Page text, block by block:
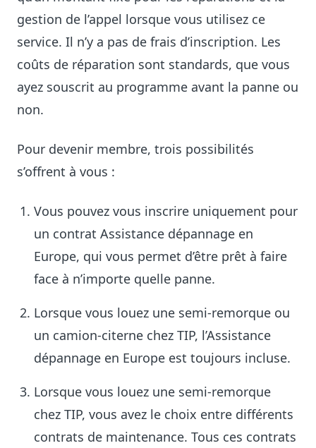
gestion de l’appel lorsque vous utilisez ce
service. Il n’y a pas de frais d’inscription. Les
coûts de réparation sont standards, que vous
ayez souscrit au programme avant la panne ou
non.
Pour devenir membre, trois possibilités
s’offrent à vous :
Vous pouvez vous inscrire uniquement pour
un contrat Assistance dépannage en
Europe, qui vous permet d’être prêt à faire
face à n’importe quelle panne.
Lorsque vous louez une semi-remorque ou
un camion-citerne chez TIP, l’Assistance
dépannage en Europe est toujours incluse.
Lorsque vous louez une semi-remorque
chez TIP, vous avez le choix entre différents
contrats de maintenance. Tous ces contrats